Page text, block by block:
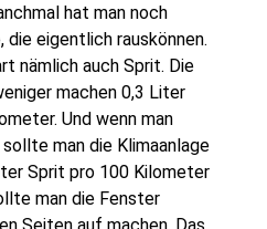
hat man noch
die eigentlich rauskönnen.
nämlich auch Sprit. Die
machen 0,3 Liter
Und wenn man
man die Klimaanlage
Sprit pro 100 Kilometer
man die Fenster